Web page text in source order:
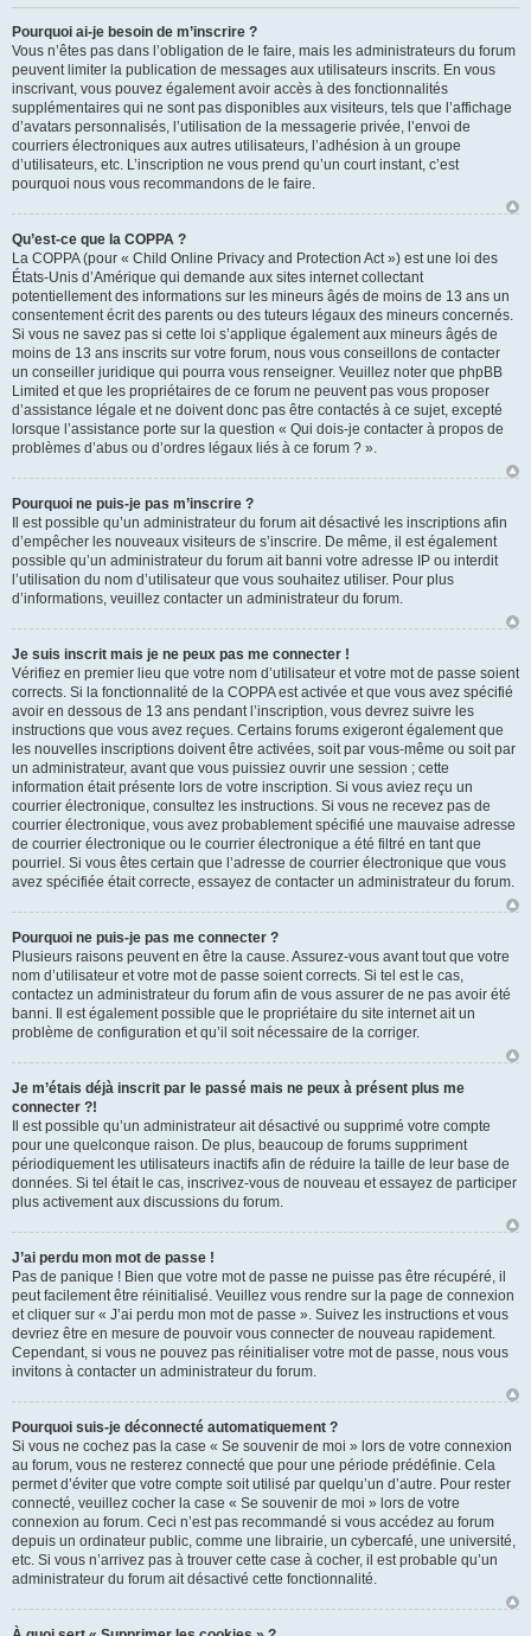
Pourquoi ai-je besoin de m’inscrire ?
Vous n’êtes pas dans l’obligation de le faire, mais les administrateurs du forum
peuvent limiter la publication de messages aux utilisateurs inscrits. En vous
inscrivant, vous pouvez également avoir accès à des fonctionnalités
supplémentaires qui ne sont pas disponibles aux visiteurs, tels que l’affichage
d’avatars personnalisés, l’utilisation de la messagerie privée, l’envoi de
courriers électroniques aux autres utilisateurs, l’adhésion à un groupe
d’utilisateurs, etc. L’inscription ne vous prend qu’un court instant, c’est
pourquoi nous vous recommandons de le faire.
Qu’est-ce que la COPPA ?
La COPPA (pour « Child Online Privacy and Protection Act ») est une loi des
États-Unis d’Amérique qui demande aux sites internet collectant
potentiellement des informations sur les mineurs âgés de moins de 13 ans un
consentement écrit des parents ou des tuteurs légaux des mineurs concernés.
Si vous ne savez pas si cette loi s’applique également aux mineurs âgés de
moins de 13 ans inscrits sur votre forum, nous vous conseillons de contacter
un conseiller juridique qui pourra vous renseigner. Veuillez noter que phpBB
Limited et que les propriétaires de ce forum ne peuvent pas vous proposer
d’assistance légale et ne doivent donc pas être contactés à ce sujet, excepté
lorsque l’assistance porte sur la question « Qui dois-je contacter à propos de
problèmes d’abus ou d’ordres légaux liés à ce forum ? ».
Pourquoi ne puis-je pas m’inscrire ?
Il est possible qu’un administrateur du forum ait désactivé les inscriptions afin
d’empêcher les nouveaux visiteurs de s’inscrire. De même, il est également
possible qu’un administrateur du forum ait banni votre adresse IP ou interdit
l’utilisation du nom d’utilisateur que vous souhaitez utiliser. Pour plus
d’informations, veuillez contacter un administrateur du forum.
Je suis inscrit mais je ne peux pas me connecter !
Vérifiez en premier lieu que votre nom d’utilisateur et votre mot de passe soient
corrects. Si la fonctionnalité de la COPPA est activée et que vous avez spécifié
avoir en dessous de 13 ans pendant l’inscription, vous devrez suivre les
instructions que vous avez reçues. Certains forums exigeront également que
les nouvelles inscriptions doivent être activées, soit par vous-même ou soit par
un administrateur, avant que vous puissiez ouvrir une session ; cette
information était présente lors de votre inscription. Si vous aviez reçu un
courrier électronique, consultez les instructions. Si vous ne recevez pas de
courrier électronique, vous avez probablement spécifié une mauvaise adresse
de courrier électronique ou le courrier électronique a été filtré en tant que
pourriel. Si vous êtes certain que l’adresse de courrier électronique que vous
avez spécifiée était correcte, essayez de contacter un administrateur du forum.
Pourquoi ne puis-je pas me connecter ?
Plusieurs raisons peuvent en être la cause. Assurez-vous avant tout que votre
nom d’utilisateur et votre mot de passe soient corrects. Si tel est le cas,
contactez un administrateur du forum afin de vous assurer de ne pas avoir été
banni. Il est également possible que le propriétaire du site internet ait un
problème de configuration et qu’il soit nécessaire de la corriger.
Je m’étais déjà inscrit par le passé mais ne peux à présent plus me
connecter ?!
Il est possible qu’un administrateur ait désactivé ou supprimé votre compte
pour une quelconque raison. De plus, beaucoup de forums suppriment
périodiquement les utilisateurs inactifs afin de réduire la taille de leur base de
données. Si tel était le cas, inscrivez-vous de nouveau et essayez de participer
plus activement aux discussions du forum.
J’ai perdu mon mot de passe !
Pas de panique ! Bien que votre mot de passe ne puisse pas être récupéré, il
peut facilement être réinitialisé. Veuillez vous rendre sur la page de connexion
et cliquer sur « J’ai perdu mon mot de passe ». Suivez les instructions et vous
devriez être en mesure de pouvoir vous connecter de nouveau rapidement.
Cependant, si vous ne pouvez pas réinitialiser votre mot de passe, nous vous
invitons à contacter un administrateur du forum.
Pourquoi suis-je déconnecté automatiquement ?
Si vous ne cochez pas la case « Se souvenir de moi » lors de votre connexion
au forum, vous ne resterez connecté que pour une période prédéfinie. Cela
permet d’éviter que votre compte soit utilisé par quelqu’un d’autre. Pour rester
connecté, veuillez cocher la case « Se souvenir de moi » lors de votre
connexion au forum. Ceci n’est pas recommandé si vous accédez au forum
depuis un ordinateur public, comme une librairie, un cybercafé, une université,
etc. Si vous n’arrivez pas à trouver cette case à cocher, il est probable qu’un
administrateur du forum ait désactivé cette fonctionnalité.